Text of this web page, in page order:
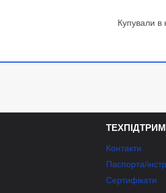
Купували в
Контакти
Паспорта/
Сертифікати